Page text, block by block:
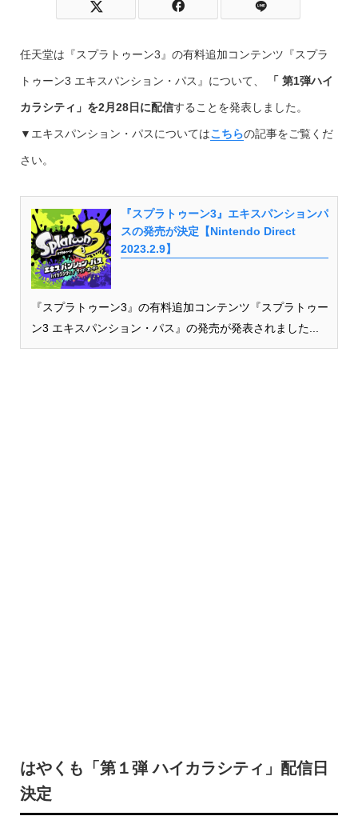
任天堂は『スプラトゥーン3』の有料追加コンテンツ『スプラ
トゥーン3 エキスパンション・パス』について、 「 第1弾ハイ
カラシティ」 を2月28日に配信することを発表しました。
▼エキスパンション・パスについてはこちらの記事をご覧くだ
さい。
『スプラトゥーン3』エキスパンションパ
スの発売が決定【Nintendo Direct
2023.2.9】
『スプラトゥーン3』の有料追加コンテンツ『スプラトゥー
ン3 エキスパンション・パス』の発売が発表されました...
はやくも「第１弾 ハイカラシティ」配信日
決定